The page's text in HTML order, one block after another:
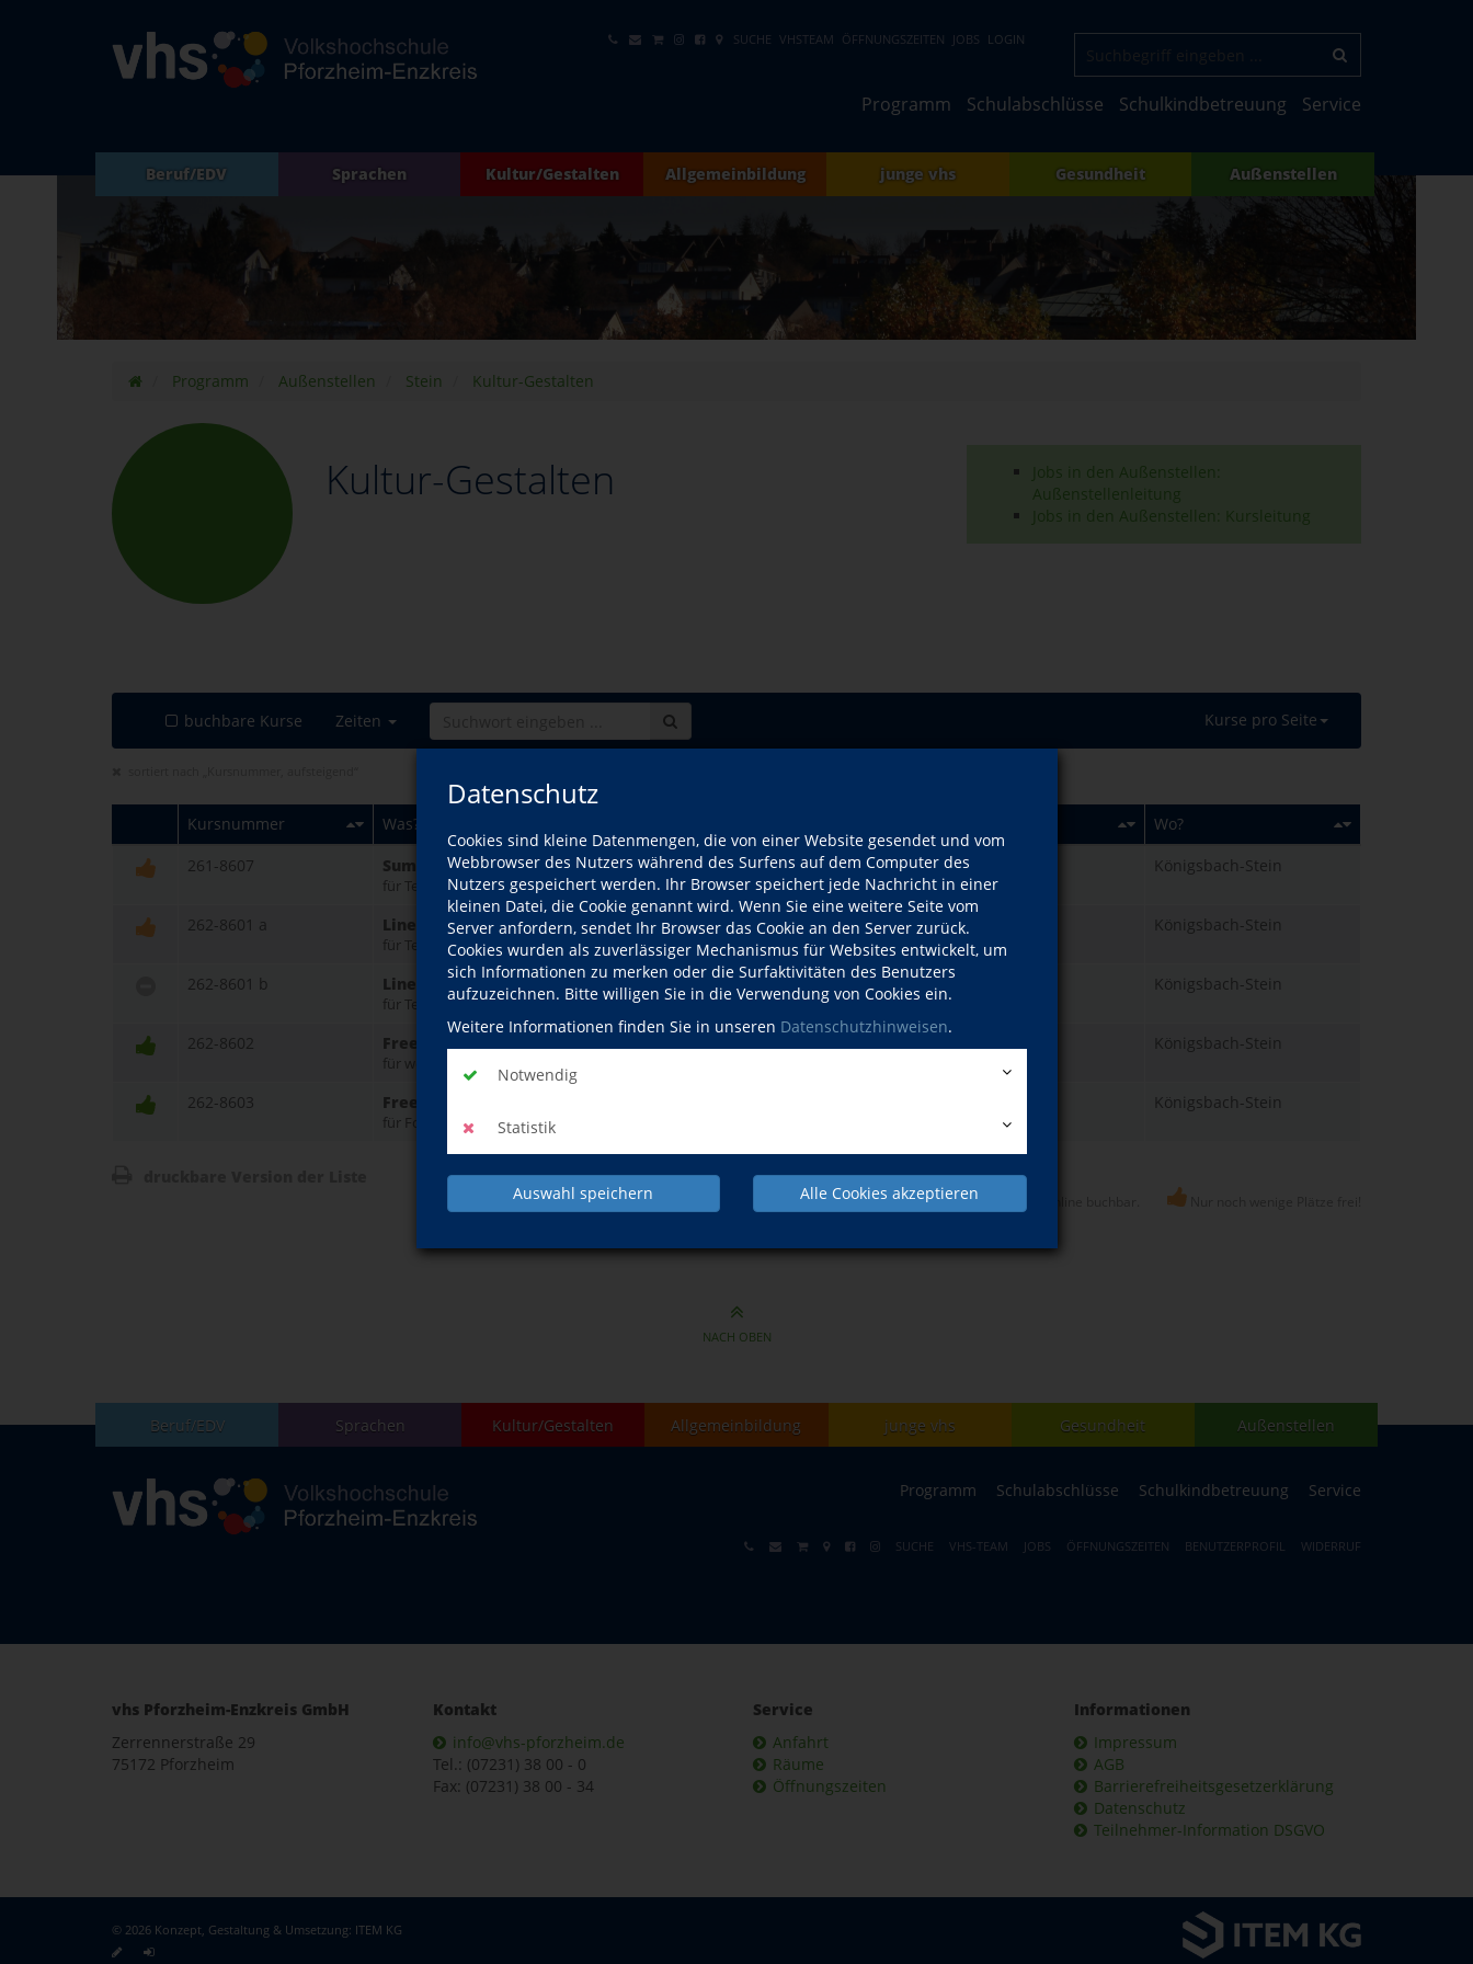
Datenschutz
Cookies sind kleine Datenmengen, die von einer Website gesendet und vom
Webbrowser des Nutzers während des Surfens auf dem Computer des
Nutzers gespeichert werden. Ihr Browser speichert jede Nachricht in einer
kleinen Datei, die Cookie genannt wird. Wenn Sie eine weitere Seite vom
Server anfordern, sendet Ihr Browser das Cookie an den Server zurück.
Cookies wurden als zuverlässiger Mechanismus für Websites entwickelt, um
sich Informationen zu merken oder die Surfaktivitäten des Benutzers
aufzuzeichnen. Bitte willigen Sie in die Verwendung von Cookies ein.
Weitere Informationen finden Sie in unseren Datenschutzhinweisen.
Notwendig
Statistik
Auswahl speichern Alle Cookies akzeptieren
SUCHE VHSTEAM ÖFFNUNGSZEITEN JOBS LOGIN
Programm Schulabschlüsse Schulkindbetreuung Service
Beruf/EDV Sprachen Kultur/Gestalten Allgemeinbildung junge vhs Gesundheit Außenstellen
Programm Außenstellen Stein Kultur-Gestalten
Kultur-Gestalten
Jobs in den Außenstellen:
Außenstellenleitung
Jobs in den Außenstellen: Kursleitung
buchbare Kurse Zeiten Kurse pro Seite
Kursnummer Was?
Wo?
261-8607
Summer Line Dance
für Teilnehmende mit erweiterten Vorkenntnissen
Do., 17.09.2026
18:45 Uhr
Königsbach-Stein
262-8601 a Line Dance und anderes mehr – am Vormittag
für Teilnehmende mit Vorkenntnissen
Mi., 23.09.2026
10:00 Uhr
Königsbach-Stein
262-8601 b Line Dance und anderes mehr – am Vormittag
für Teilnehmende mit Vorkenntnissen
Mi., 13.01.2027
10:00 Uhr
Königsbach-Stein
262-8602 Free Line Dance
für weit Fortgeschrittene
Königsbach-Stein
262-8603 Free Line Dance
für Fortgeschrittene 50plus 09:45 Uhr
Königsbach-Stein
Der Kurs ist buchbar! Dieser Kurs ist nicht online buchbar.
NACH OBEN
Beruf/EDV Sprachen Kultur/Gestalten Allgemeinbildung junge vhs Gesundheit Außenstellen
Programm Schulabschlüsse Schulkindbetreuung Service
SUCHE VHS-TEAM JOBS ÖFFNUNGSZEITEN BENUTZERPROFIL WIDERRUF
vhs Pforzheim-Enzkreis GmbH
Zerrennerstraße 29
75172 Pforzheim
Kontakt
info@vhs-pforzheim.de
Tel.: (07231) 38 00 - 0
Fax: (07231) 38 00 - 34
Service
Anfahrt
Räume
Öffnungszeiten
Informationen
Impressum
AGB
Barrierefreiheitsgesetzerklärung
Datenschutz
Teilnehmer-Information DSGVO
© 2026 Konzept, Gestaltung & Umsetzung: ITEM KG